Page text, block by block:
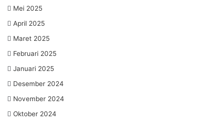
Mei 2025
April 2025
Maret 2025
Februari 2025
Januari 2025
Desember 2024
November 2024
Oktober 2024